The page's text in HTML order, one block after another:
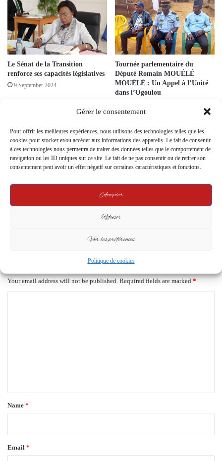
Gérer le consentement
Pour offrir les meilleures expériences, nous utilisons des technologies telles que les
cookies pour stocker et/ou accéder aux informations des appareils. Le fait de consentir
à ces technologies nous permettra de traiter des données telles que le comportement de
navigation ou les ID uniques sur ce site. Le fait de ne pas consentir ou de retirer son
consentement peut avoir un effet négatif sur certaines caractéristiques et fonctions.
Accepter
Refuser
Voir les préférences
Politique de cookies
Le Sénat de la Transition
renforce ses capacités législatives
9 September 2024
Tournée parlementaire du
Député Romain MOUÉLÉ
MOUÉLÉ : Un Appel à l’Unité
dans l’Ogoulou
Législatives 2025 : la Cour
constitutionnelle coupe les ailes
de Ndong Obiang et expose les
Présidentielle 2025 : En toute
discrétion, Billie Bi Nze choisit le
porte-à-porte au détriment des
Your email address will not be published. Required fields are marked*
*
Name *
Email *